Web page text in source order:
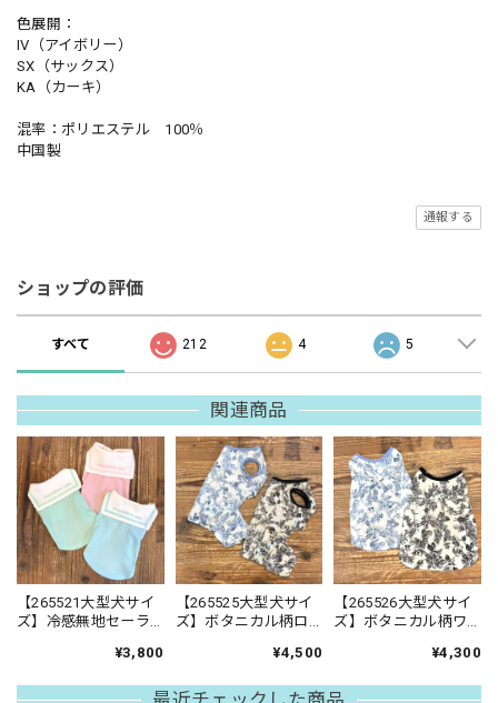
色展開：
IV（アイボリー）
SX（サックス）
KA（カーキ）
混率：ポリエステル 100％
中国製
通報する
ショップの評価
すべて 212 4 5
関連商品
【265521大型犬サイ
ズ】冷感無地セーラ
¥3,800
【265525大型犬サイ
ズ】ボタニカル柄ロ
¥4,500
【265526大型犬サイ
ズ】ボタニカル柄ワ
¥4,300